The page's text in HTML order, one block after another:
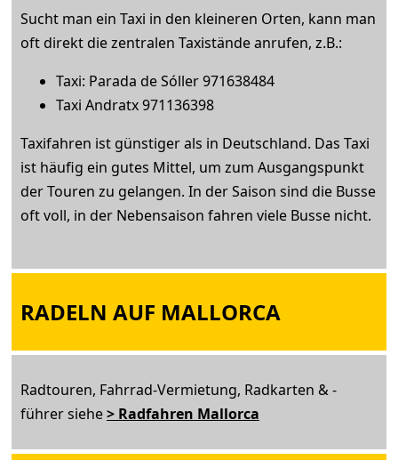
Sucht man ein Taxi in den kleineren Orten, kann man
oft direkt die zentralen Taxistände anrufen, z.B.:
Taxi: Parada de Sóller 971638484
Taxi Andratx 971136398
Taxifahren ist günstiger als in Deutschland. Das Taxi
ist häufig ein gutes Mittel, um zum Ausgangspunkt
der Touren zu gelangen. In der Saison sind die Busse
oft voll, in der Nebensaison fahren viele Busse nicht.
RADELN AUF MALLORCA
Radtouren, Fahrrad-Vermietung, Radkarten & -
führer siehe> Radfahren Mallorca